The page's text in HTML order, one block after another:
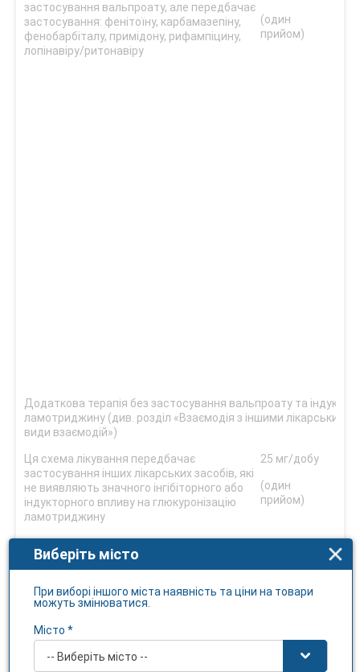
застосування вальпроату, але передбачає
застосування: фенітоїну, карбамазепіну,
фенобарбіталу, примідону, рифампіцину,
лопінавіру/ритонавіру
(один
прийом)
Додаткова терапія без застосування вальпроату та
ламотриджину (див. розділ «Взаємодія з іншими лікарськими
види взаємодій»)
Ця схема лікування передбачає
застосування інших лікарських засобів, які
не виявляють значного інгібіторного або
індукторного впливу на глюкуронізацію
ламотриджину
25 мг/добу
(один
прийом)
Виберіть місто
При виборі іншого міста наявність та ціни на товари
можуть змінюватися.
Місто *
-- Виберіть місто --